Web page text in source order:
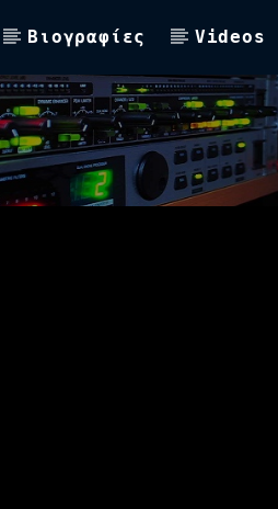
Βιογραφίες Videos